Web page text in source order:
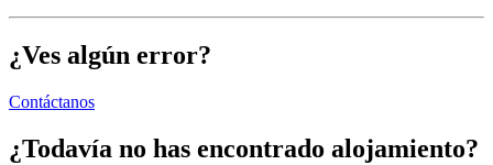
¿Ves algún error?
Contáctanos
¿Todavía no has encontrado alojamiento?